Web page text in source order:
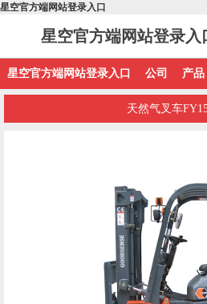
星空官方端网站登录入口
星空官方端网站登录入
星空官方端网站登录入口 公司 产品
天然气叉车